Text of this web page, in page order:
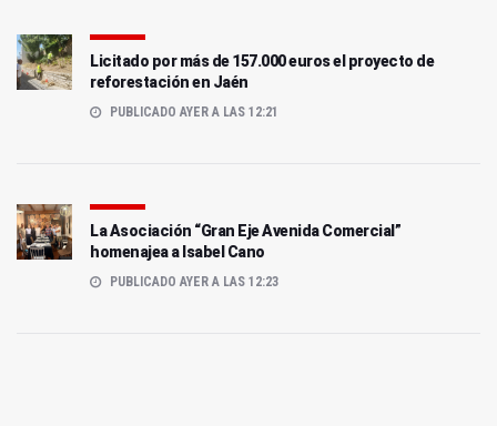
Licitado por más de 157.000 euros el proyecto de
reforestación en Jaén
PUBLICADO AYER A LAS 12:21
La Asociación “Gran Eje Avenida Comercial”
homenajea a Isabel Cano
PUBLICADO AYER A LAS 12:23